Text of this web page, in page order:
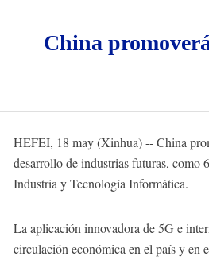
China
HEFEI, 18 may (Xinhua) -- China
desarrollo de industrias futuras,
Industria y Tecnología Informática.
La aplicación innovadora de 5G e
circulación económica en el país y en